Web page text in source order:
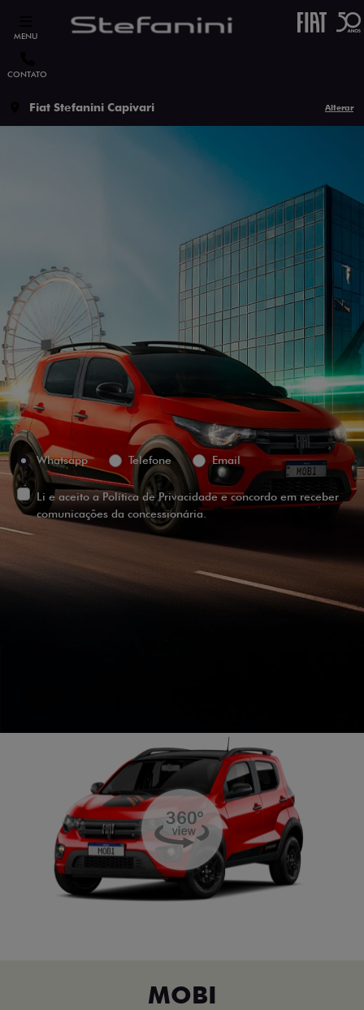
MENU
CONTATO
Fiat Stefanini Capivari Alterar
ESTOU INTERESSADO
Versão escolhida
Preferência de contato:
Whatsapp
Telefone Email
Li e aceito aPolítica de Privacidadee concordo em receber
comunicações da concessionária.
MOBI